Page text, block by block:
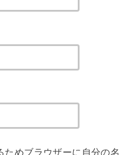
ためブラウザーに自分の名